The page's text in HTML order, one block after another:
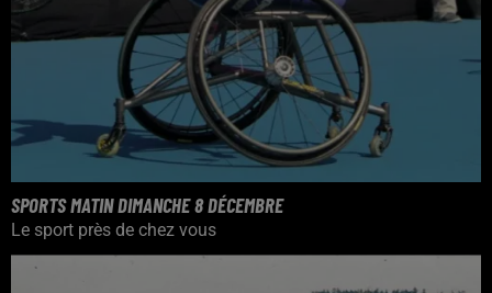
SPORTS MATIN DIMANCHE 8 DÉCEMBRE
Le sport près de chez vous